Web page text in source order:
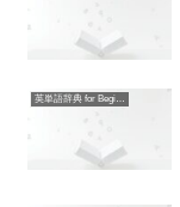
英単語辞典 for Beginners